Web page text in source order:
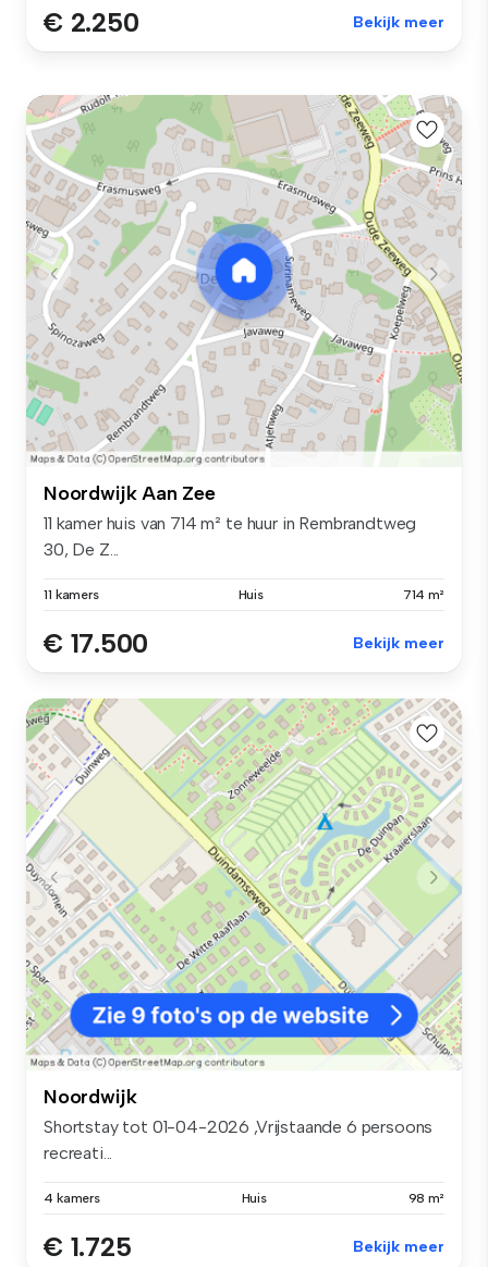
€ 2.250 Bekijk meer
Noordwijk Aan Zee
11 kamer huis van 714 m² te huur in Rembrandtweg
30, De Z...
11 kamers Huis 714 m²
€ 17.500 Bekijk meer
Noordwijk
Shortstay tot 01-04-2026 ,Vrijstaande 6 persoons
recreati...
4 kamers Huis 98 m²
€ 1.725 Bekijk meer